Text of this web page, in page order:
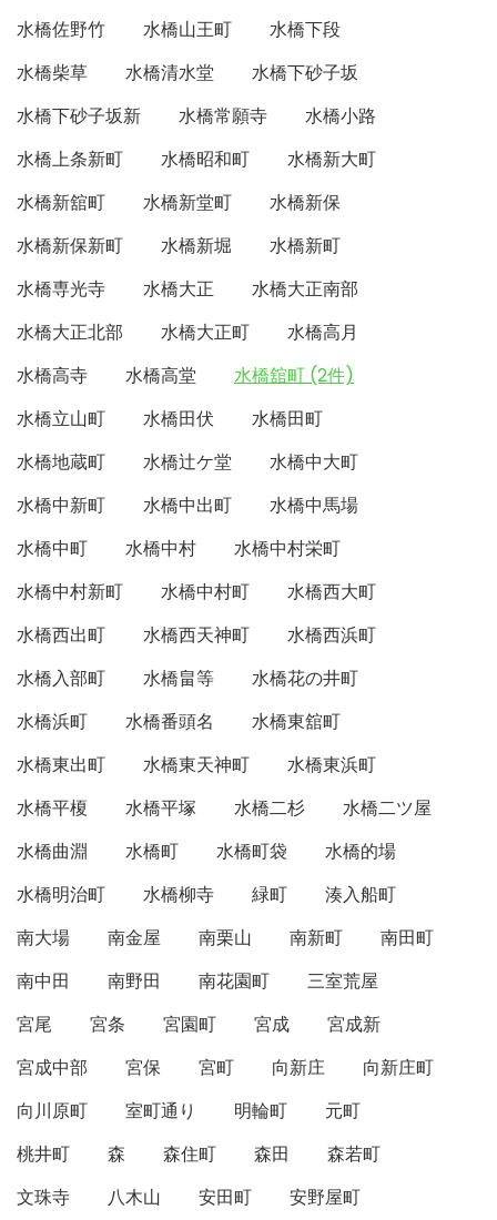
水橋佐野竹
水橋山王町
水橋下段
水橋柴草
水橋清水堂
水橋下砂子坂
水橋下砂子坂新
水橋常願寺
水橋小路
水橋上条新町
水橋昭和町
水橋新大町
水橋新舘町
水橋新堂町
水橋新保
水橋新保新町
水橋新堀
水橋新町
水橋専光寺
水橋大正
水橋大正南部
水橋大正北部
水橋大正町
水橋高月
水橋高寺
水橋高堂
水橋舘町 (2件)
水橋立山町
水橋田伏
水橋田町
水橋地蔵町
水橋辻ケ堂
水橋中大町
水橋中新町
水橋中出町
水橋中馬場
水橋中町
水橋中村
水橋中村栄町
水橋中村新町
水橋中村町
水橋西大町
水橋西出町
水橋西天神町
水橋西浜町
水橋入部町
水橋畠等
水橋花の井町
水橋浜町
水橋番頭名
水橋東舘町
水橋東出町
水橋東天神町
水橋東浜町
水橋平榎
水橋平塚 水橋二杉
水橋二ツ屋
水橋曲淵
水橋町 水橋町袋
水橋的場
水橋明治町
水橋柳寺 緑町
湊入船町
南大場
南金屋 南栗山 南新町
南田町
南中田
南野田 南花園町
三室荒屋
宮尾
宮条 宮園町 宮成
宮成新
宮成中部
宮保 宮町 向新庄
向新庄町
向川原町
室町通り 明輪町
元町
桃井町
森 森住町 森田
森若町
文珠寺
八木山 安田町 安野屋町